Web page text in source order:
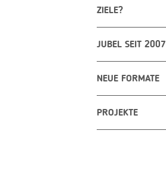
ZIELE?
JUBEL SEIT 2007
NEUE FORMATE
PROJEKTE